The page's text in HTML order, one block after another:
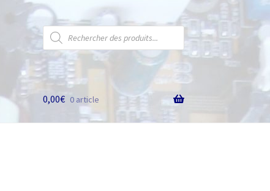
Recherche
de
produits
0,00€ 0 article